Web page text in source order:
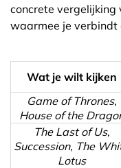
concrete
waarmee je verbindt
Wat je wilt kijken
Game of Thrones,
House of the
The Last of Us,
Succession, The
Lotus